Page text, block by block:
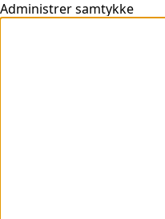
Administrer samtykke